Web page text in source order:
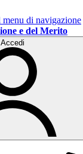
menu di navigazione
e del Merito
Accedi